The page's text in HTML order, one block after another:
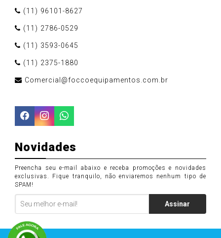
(11) 96101-8627
(11) 2786-0529
(11) 3593-0645
(11) 2375-1880
Comercial@foccoequipamentos.com.br
Novidades
Preencha seu e-mail abaixo e receba promoções e novidades
exclusivas. Fique tranquilo, não enviaremos nenhum tipo de
SPAM!
Assinar